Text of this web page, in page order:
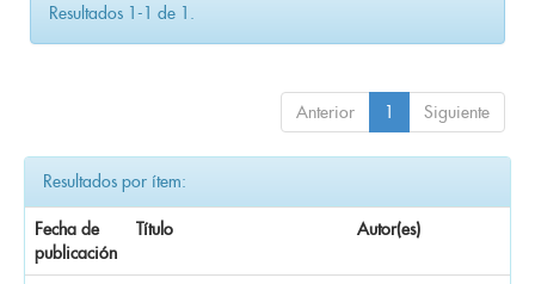
Resultados 1-1 de 1.
Anterior 1 Siguiente
Resultados por ítem:
Fecha de
publicación
Título Autor(es)